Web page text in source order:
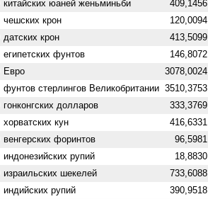
китайских юаней женьминьби 409,1456
чешских крон 120,0094
датских крон 413,5099
египетских фунтов 146,8072
Евро 3078,0024
фунтов стерлингов Велико­британии 3510,3753
гонконгских долларов 333,3769
хорватских кун 416,6331
венгерских форинтов 96,5981
индонезийских рупий 18,8830
израильских шекелей 733,6088
индийских рупий 390,9518